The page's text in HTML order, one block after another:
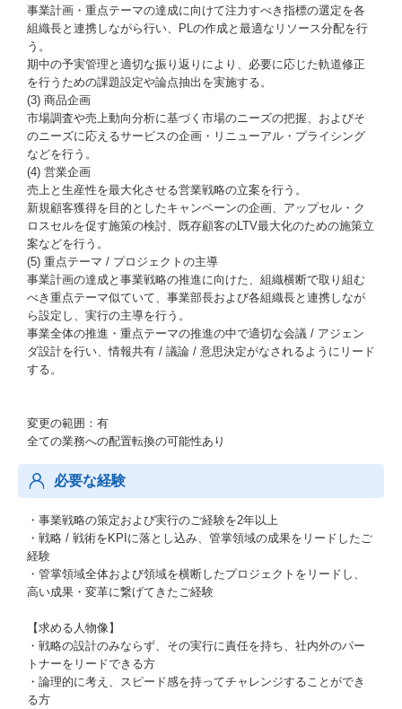
事業計画・重点テーマの達成に向けて注力すべき指標の選定を各
組織長と連携しながら行い、PLの作成と最適なリソース分配を行
う。
期中の予実管理と適切な振り返りにより、必要に応じた軌道修正
を行うための課題設定や論点抽出を実施する。
(3) 商品企画
市場調査や売上動向分析に基づく市場のニーズの把握、およびそ
のニーズに応えるサービスの企画・リニューアル・プライシング
などを行う。
(4) 営業企画
売上と生産性を最大化させる営業戦略の立案を行う。
新規顧客獲得を目的としたキャンペーンの企画、アップセル・ク
ロスセルを促す施策の検討、既存顧客のLTV最大化のための施策立
案などを行う。
(5) 重点テーマ / プロジェクトの主導
事業計画の達成と事業戦略の推進に向けた、組織横断で取り組む
べき重点テーマ似ていて、事業部長および各組織長と連携しなが
ら設定し、実行の主導を行う。
事業全体の推進・重点テーマの推進の中で適切な会議 / アジェン
ダ設計を行い、情報共有 / 議論 / 意思決定がなされるようにリード
する。
変更の範囲：有
全ての業務への配置転換の可能性あり
必要な経験
・事業戦略の策定および実行のご経験を2年以上
・戦略 / 戦術をKPIに落とし込み、管掌領域の成果をリードしたご
経験
・管掌領域全体および領域を横断したプロジェクトをリードし、
高い成果・変革に繋げてきたご経験
【求める人物像】
・戦略の設計のみならず、その実行に責任を持ち、社内外のパー
トナーをリードできる方
・論理的に考え、スピード感を持ってチャレンジすることができ
る方